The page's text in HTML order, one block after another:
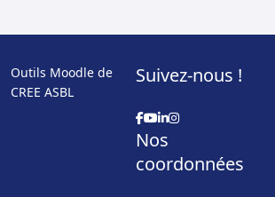
Outils Moodle de
CREE ASBL
Suivez-nous !
Nos
coordonnées